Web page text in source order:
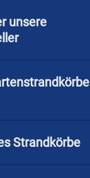
unsere
Strandkörbe